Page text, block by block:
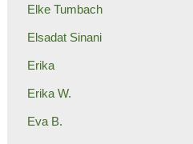
Elke Tumbach
Elsadat Sinani
Erika
Erika W.
Eva B.